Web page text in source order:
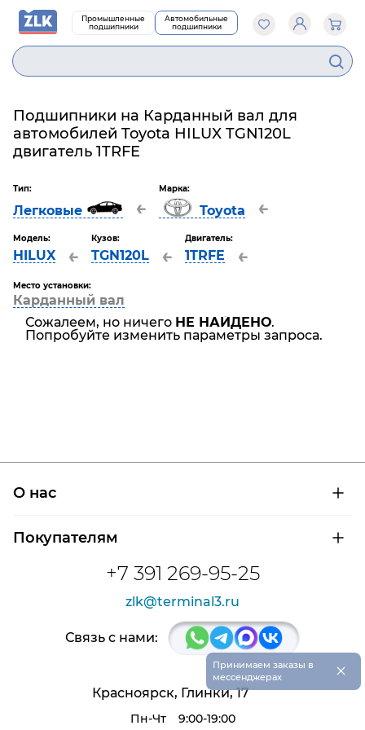
Промышленные
подшипники
Автомобильные
подшипники
Подшипники на Карданный вал для
автомобилей Toyota HILUX TGN120L
двигатель 1TRFE
Тип:
Легковые ←
Марка:
Toyota ←
Модель:
HILUX ←
Кузов:
TGN120L ←
Двигатель:
1TRFE ←
Место установки:
Карданный вал
Сожалеем, но ничего НЕ НАЙДЕНО.
Попробуйте изменить параметры запроса.
+7 391 269-95-25
zlk@terminal3.ru
О нас
Сертификаты на продукцию
Покупателям
Доставка и оплата
Расшифровка маркировки подшипников
Связь с нами:
Красноярск, Глинки, 17
Пн-Чт 9:00-19:00
Принимаем заказы в
мессенджерах
×